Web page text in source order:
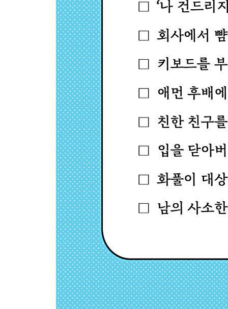
-나쁜 기억: 상처는 살아가는 힘이 된다
-허영심: 허세 부리는 사람들이 숨기고 있는 것들
-질투심: 친구를 질투하는 내가 미워질 때
-후회: 후회를 인생의 무기로 바꾸는 기술
-감정적 허기: 기분이 나빠지면 폭식하는 이유
-분노1: 인간관계가 좋아지는 분노 활용법
-분노2: 사람은 화를 낼 때 진짜 모습을 드러낸다
-가면성 우울증: 즐겁고 행복한 척 연기하고 있는